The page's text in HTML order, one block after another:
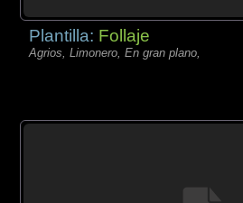
Plantilla: Follaje
Agrios, Limonero, En gran plano,